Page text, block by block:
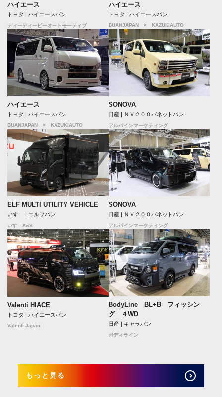
ハイエース
トヨタ | ハイエースバン
ディーディービーオートモーティブ
ハイエース
トヨタ | ハイエースバン
BUANJAPAN × KAZUKIAUTO
ハイエース
トヨタ | ハイエースバン
BUANJAPAN × KAZUKIAUTO
SONOVA
日産 | ＮＶ２００バネットバン
アルパインマーケティング
ELF MULTI UTILITY VEHICLE
いすゞ | エルフバン
いすゞA&S
SONOVA
日産 | ＮＶ２００バネットバン
アルパインマーケティング
Valenti HIACE
トヨタ | ハイエースバン
Valenti Japan
BodyLine BL+B フィッシン
グ ４WD
日産 | キャラバン
ボディライン
もっと見る